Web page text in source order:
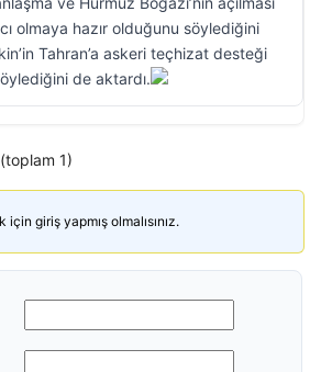
olmaya hazır olduğunu söylediğini
Tahran’a askeri teçhizat desteği
de aktardı.
1)
giriş yapmış olmalısınız.